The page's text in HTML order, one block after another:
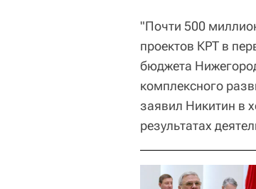
"Почти 500
проектов КРТ в
бюджета
комплексного
заявил Никитин в
результатах